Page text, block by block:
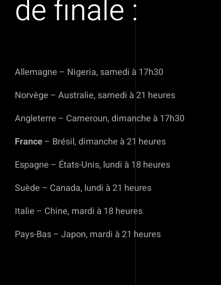
de finale :
Allemagne – Nigeria, samedi à 17h30
Norvège – Australie, samedi à 21 heures
Angleterre – Cameroun, dimanche à 17h30
France– Brésil, dimanche à 21 heures
Espagne – États-Unis, lundi à 18 heures
Suède – Canada, lundi à 21 heures
Italie – Chine, mardi à 18 heures
Pays-Bas – Japon, mardi à 21 heures